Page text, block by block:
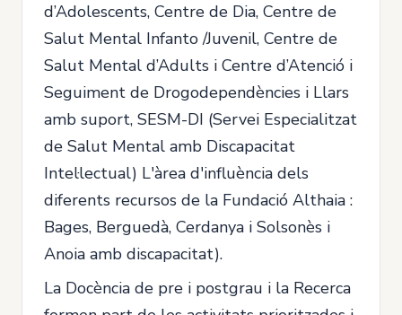
d’Adolescents, Centre de Dia, Centre de
Salut Mental Infanto /Juvenil, Centre de
Salut Mental d’Adults i Centre d’Atenció i
Seguiment de Drogodependències i Llars
amb suport, SESM-DI (Servei Especialitzat
de Salut Mental amb Discapacitat
Intel·lectual) L'àrea d'influència dels
diferents recursos de la Fundació Althaia :
Bages, Berguedà, Cerdanya i Solsonès i
Anoia amb discapacitat).
La Docència de pre i postgrau i la Recerca